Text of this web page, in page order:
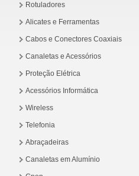
Rotuladores
Alicates e Ferramentas
Cabos e Conectores Coaxiais
Canaletas e Acessórios
Proteção Elétrica
Acessórios Informática
Wireless
Telefonia
Abraçadeiras
Canaletas em Alumínio